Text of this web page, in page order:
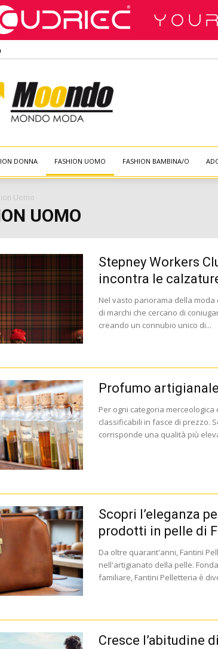
Moondo
Moda
DONNA FASHION UOMO FASHION BAMBINA/O
Uomo
UOMO
Stepney Workers
incontra le
Nel vasto panorama della
di marchi che cercano di
creando un connubio unico di...
Profumo
Per ogni categoria
classificabili in fasce di prezzo.
corrisponde una qualità più
Scopri l’eleganza
prodotti in pelle di
Da oltre quarant'anni, Fantini
nell'artigianato della pelle.
familiare, Fantini Pelletteria è
Cresce l’abitudine